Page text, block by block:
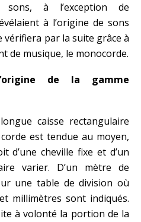
sons, à l’exception de
à l’origine de sons
vérifiera par la suite grâce à
de musique, le monocorde.
de la gamme
caisse rectangulaire
est tendue au moyen,
d’une cheville fixe et d’un
varier. D’un mètre de
une table de division où
millimètres sont indiqués.
à volonté la portion de la